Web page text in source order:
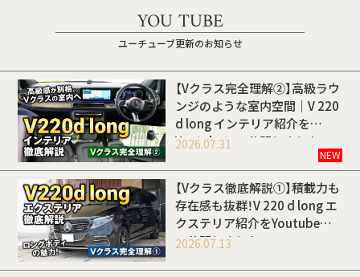
YOU TUBE
ユーチューブ更新のお知らせ
【Vクラス完全理解②】高級ラウ
ンジのような室内空間｜V 220
d long インテリア紹介を
Youtubeにて公開しました
2026.07.31
NEW
【Vクラス徹底解説①】積載力も
存在感も抜群！V 220 d long エ
クステリア紹介をYoutubeに
て公開しました
2026.07.13